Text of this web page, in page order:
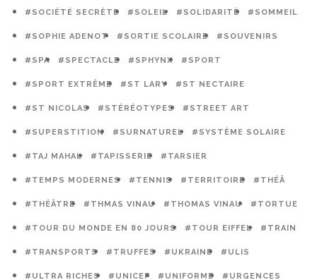
#SOCIÉTÉ SECRÈTE #SOLEIL #SOLIDARITÉ #SOMMEIL
#SOPHIE ADENOT #SORTIE SCOLAIRE #SOUVENIRS
#SPA #SPECTACLE #SPHYNX #SPORT
#SPORT EXTRÊME #ST LARY #ST NECTAIRE
#ST NICOLAS #STÉRÉOTYPES #STREET ART
#SUPERSTITION #SURNATUREL #SYSTÈME SOLAIRE
#TAJ MAHAL #TAPISSERIE #TARSIER
#TEMPS MODERNES #TENNIS #TERRITOIRE #THÉÂ
#THÉÂTRE #THMAS VINAU #THOMAS VINAU #TORTUE
#TOUR DU MONDE EN 80 JOURS #TOUR EIFFEL #TRAIN
#TRANSPORTS #TRUFFES #UKRAINE #ULIS
#ULTRA RICHES #UNICEF #UNIFORME #URGENCES